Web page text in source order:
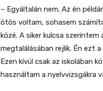
– Egyáltalán nem. Az én
ötös voltam, sohasem
közé. A siker kulcsa
megtalálásában rejlik. Én ezt
Ezen kívül csak az iskolában
használtam a nyelvvizsgákra